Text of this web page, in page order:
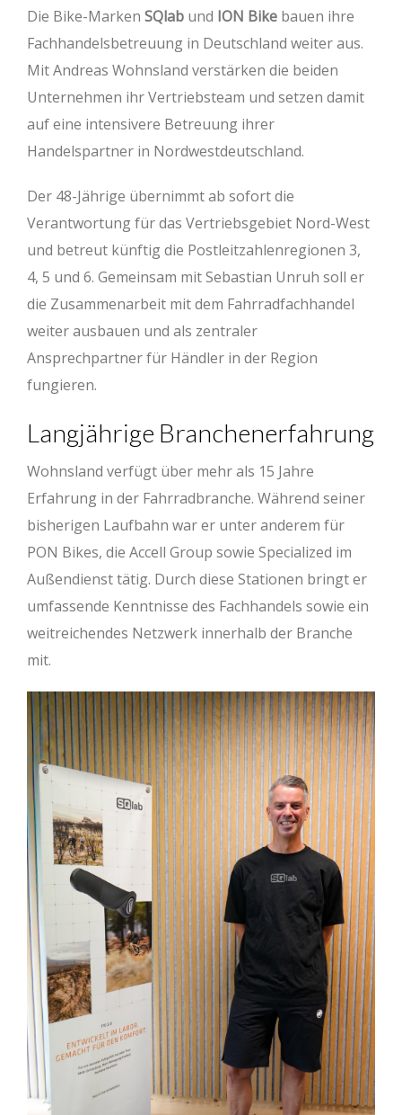
Die Bike-Marken SQlab und ION Bike bauen ihre
Fachhandelsbetreuung in Deutschland weiter aus.
Mit Andreas Wohnsland verstärken die beiden
Unternehmen ihr Vertriebsteam und setzen damit
auf eine intensivere Betreuung ihrer
Handelspartner in Nordwestdeutschland.
Der 48-Jährige übernimmt ab sofort die
Verantwortung für das Vertriebsgebiet Nord-West
und betreut künftig die Postleitzahlenregionen 3,
4, 5 und 6. Gemeinsam mit Sebastian Unruh soll er
die Zusammenarbeit mit dem Fahrradfachhandel
weiter ausbauen und als zentraler
Ansprechpartner für Händler in der Region
fungieren.
Langjährige Branchenerfahrung
Wohnsland verfügt über mehr als 15 Jahre
Erfahrung in der Fahrradbranche. Während seiner
bisherigen Laufbahn war er unter anderem für
PON Bikes, die Accell Group sowie Specialized im
Außendienst tätig. Durch diese Stationen bringt er
umfassende Kenntnisse des Fachhandels sowie ein
weitreichendes Netzwerk innerhalb der Branche
mit.